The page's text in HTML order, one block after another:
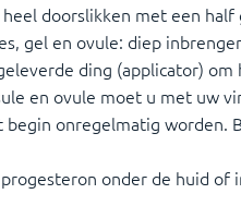
doorslikken met een half
gel en ovule: diep
ding (applicator) om
en ovule moet u met uw
onregelmatig worden.
onder de huid of